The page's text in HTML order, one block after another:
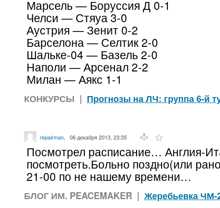
Марсель — Боруссия Д 0-1
Челси — Стяуа 3-0
Аустрия — Зенит 0-2
Барселона — Селтик 2-0
Шальке-04 — Базель 2-0
Наполи — Арсенал 2-2
Милан — Аякс 1-1
КОНКУРСЫ | Прогнозы на ЛЧ: группа 6-й
repairman, 06 декабря 2013, 23:35
Посмотрел расписание… Англия-
посмотреть.Больно поздно(или
21-00 по не нашему времени…
БЛОГ ИМ. PEACEMAKER | Жеребьевка ЧМ-